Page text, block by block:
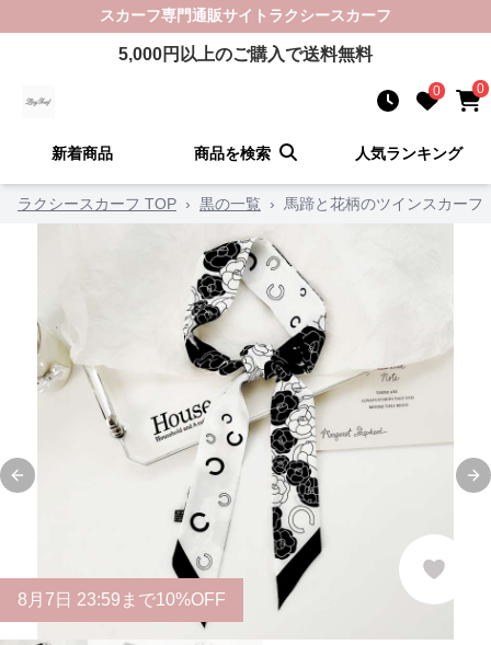
スカーフ専門通販サイト ラクシースカーフ
5,000円以上のご購入で送料無料
0 0
新着商品 商品を検索 人気ランキング
ラクシースカーフ TOP › 黒の一覧 › 馬蹄と花柄のツインスカーフ
Previous slide
8 月 7 日 23:59まで10%OFF